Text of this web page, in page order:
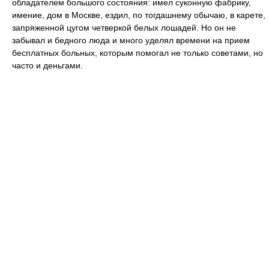
обладателем большого состояния: имел суконную фабрику,
имение, дом в Москве, ездил, по тогдашнему обычаю, в карете,
запряженной цугом четверкой белых лошадей. Но он не
забывал и бедного люда и много уделял времени на прием
бесплатных больных, которым помогал не только советами, но
часто и деньгами.